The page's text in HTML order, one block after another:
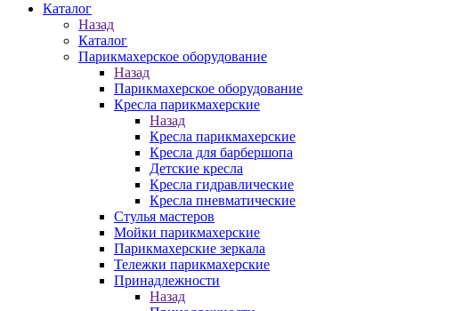
Каталог
Назад
Каталог
Парикмахерское оборудование
Назад
Парикмахерское оборудование
Кресла парикмахерские
Назад
Кресла парикмахерские
Кресла для барбершопа
Детские кресла
Кресла гидравлические
Кресла пневматические
Стулья мастеров
Мойки парикмахерские
Парикмахерские зеркала
Тележки парикмахерские
Принадлежности
Назад